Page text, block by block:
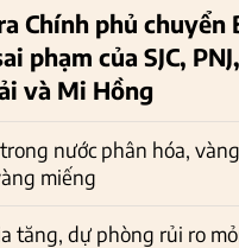
Chính phủ chuyển
phạm của SJC,
và Mi Hồng
nước phân hóa,
miếng
tăng, dự phòng rủi ro